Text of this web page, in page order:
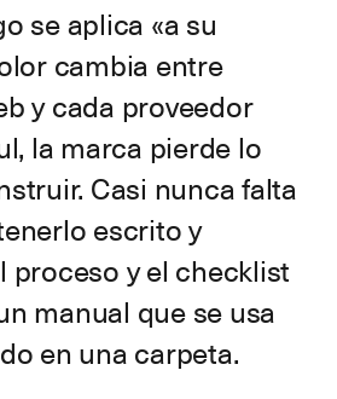
se aplica «a su
cambia entre
y cada proveedor
la marca pierde lo
Casi nunca falta
escrito y
proceso y el checklist
manual que se usa
en una carpeta.